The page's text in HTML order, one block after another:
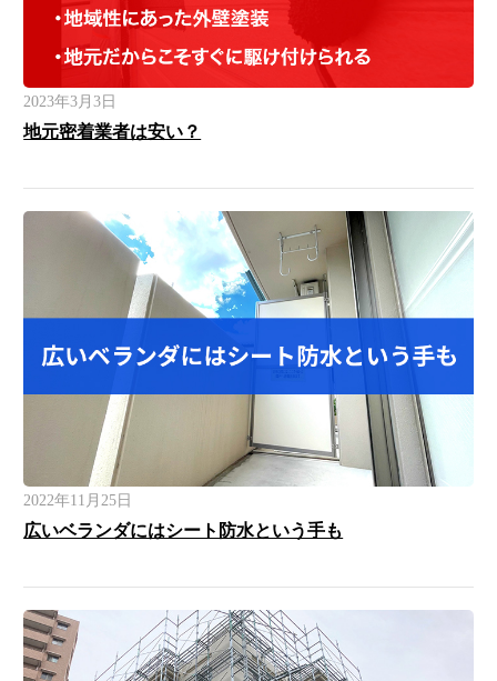
2023年3月3日
地元密着業者は安い？
2022年11月25日
広いベランダにはシート防水という手も